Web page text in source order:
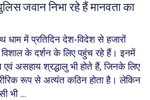
जवान निभा रहे हैं मानवता का
धाम में प्रतिदिन देश-विदेश से हजारों
विशाल के दर्शन के लिए पहुंच रहे हैं। इनमें
एवं असहाय श्रद्धालु भी होते हैं, जिनके लिए
रूप से अत्यंत कठिन होता है। लेकिन
भी ...